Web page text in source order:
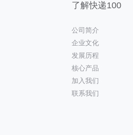
了解快递100
公司简介
企业文化
发展历程
核心产品
加入我们
联系我们